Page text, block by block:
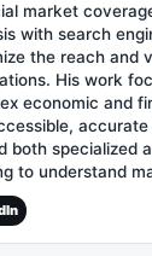
market
with search
the reach and
His work
economic and
both specialized
to understand